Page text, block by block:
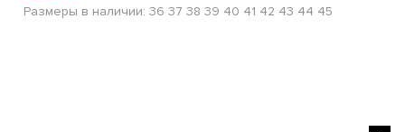
Размеры в наличии: 36 37 38 39 40 41 42 43 44 45